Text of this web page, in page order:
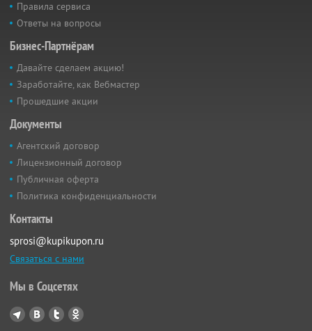
Правила сервиса
Ответы на вопросы
Бизнес-Партнёрам
Давайте сделаем акцию!
Заработайте, как Вебмастер
Прошедшие акции
Документы
Агентский договор
Лицензионный договор
Публичная оферта
Политика конфиденциальности
Контакты
sprosi@kupikupon.ru
Связаться с нами
Мы в Соцсетях